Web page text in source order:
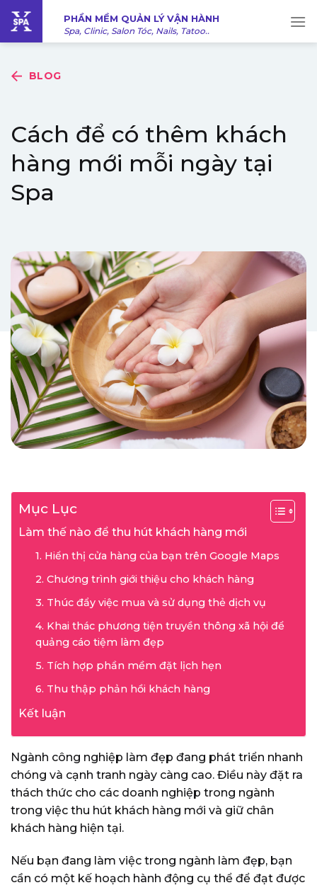
Bỏ
qua
nội
PHẦN MỀM QUẢN LÝ VẬN HÀNH
Spa, Clinic, Salon Tóc, Nails, Tatoo..
BLOG
Cách để có thêm khách
hàng mới mỗi ngày tại
Spa
Mục Lục
Làm thế nào để thu hút khách hàng mới
1. Hiển thị cửa hàng của bạn trên Google Maps
2. Chương trình giới thiệu cho khách hàng
3. Thúc đẩy việc mua và sử dụng thẻ dịch vụ
4. Khai thác phương tiện truyền thông xã hội để
quảng cáo tiệm làm đẹp
5. Tích hợp phần mềm đặt lịch hẹn
6. Thu thập phản hồi khách hàng
Kết luận
Ngành công nghiệp làm đẹp đang phát triển nhanh
chóng và cạnh tranh ngày càng cao. Điều này đặt ra
thách thức cho các doanh nghiệp trong ngành
trong việc thu hút khách hàng mới và giữ chân
khách hàng hiện tại.
Nếu bạn đang làm việc trong ngành làm đẹp, bạn
cần có một kế hoạch hành động cụ thể để đạt được